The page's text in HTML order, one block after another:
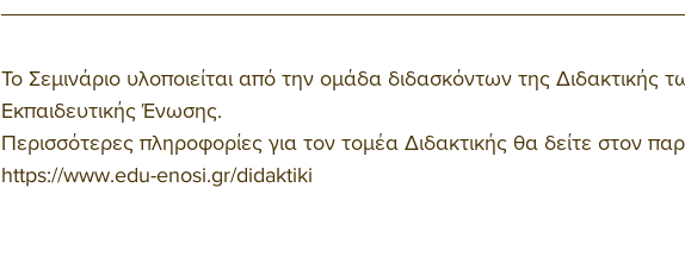
Το Σεμινάριο υλοποιείται από την ομάδα διδασκόντων της Διδακτικής
Εκπαιδευτικής Ένωσης.
Περισσότερες πληροφορίες για τον τομέα Διδακτικής θα δείτε στον
https://www.edu-enosi.gr/didaktiki